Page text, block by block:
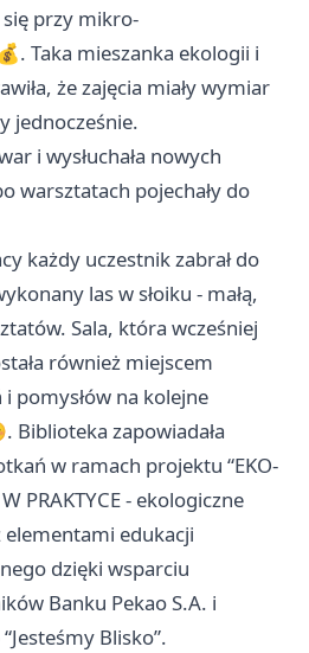
przy mikro-
Taka mieszanka ekologii i
że zajęcia miały wymiar
jednocześnie.
i wysłuchała nowych
warsztatach pojechały do
każdy uczestnik zabrał do
las w słoiku - małą,
Sala, która wcześniej
również miejscem
pomysłów na kolejne
Biblioteka zapowiadała
w ramach projektu “EKO-
PRAKTYCE - ekologiczne
edukacji
dzięki wsparciu
Banku Pekao S.A. i
Blisko”.